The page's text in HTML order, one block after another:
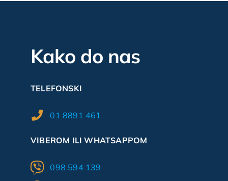
Kako do nas
TELEFONSKI
01 8891 461
VIBEROM ILI WHATSAPPOM
098 594 139